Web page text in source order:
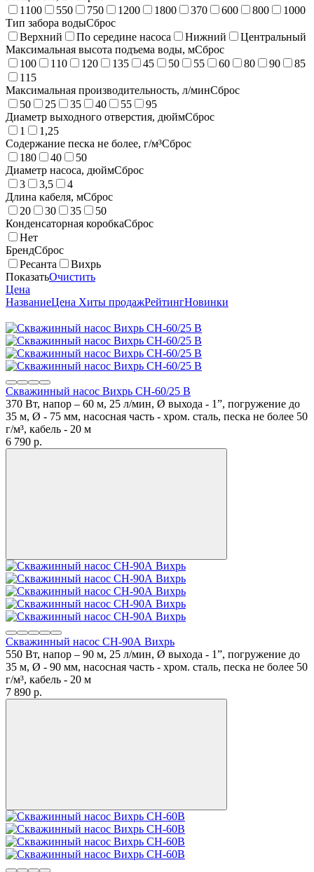
1100
550 750 1200 1800 370 600 800
1000
Тип забора водыСброс
Верхний
По середине насоса Нижний
Центральный
Максимальная высота подъема воды, мСброс
100
110 120 135 45 50 55 60 80 90
85
115
Максимальная производительность, л/минСброс
50
25 35 40 55
95
Диаметр выходного отверстия, дюймСброс
1
1,25
Содержание песка не более, г/м³Сброс
180
40
50
Диаметр насоса, дюймСброс
3
3,5
4
Длина кабеля, мСброс
20
30 35
50
Конденсаторная коробкаСброс
Нет
БрендСброс
Ресанта
Вихрь
ПоказатьОчистить
Цена
НазваниеЦена Хиты продажРейтингНовинки
Скважинный насос Вихрь СН-60/25 В
370 Вт, напор – 60 м, 25 л/мин, Ø выхода - 1”, погружение до
35 м, Ø - 75 мм, насосная часть - хром. сталь, песка не более 50
г/м³, кабель - 20 м
6 790 p.
Скважинный насос СН-90А Вихрь
550 Вт, напор – 90 м, 25 л/мин, Ø выхода - 1”, погружение до
35 м, Ø - 90 мм, насосная часть - хром. сталь, песка не более 50
г/м³, кабель - 20 м
7 890 p.